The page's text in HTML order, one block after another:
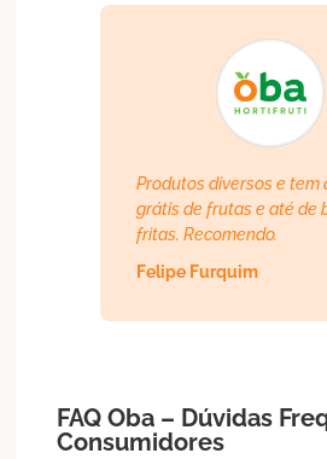
Produtos diversos e tem
grátis de frutas e até de
fritas. Recomendo.
Felipe Furquim
FAQ Oba – Dúvidas
Consumidores